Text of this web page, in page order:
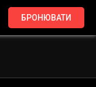
БРОНЮВАТИ